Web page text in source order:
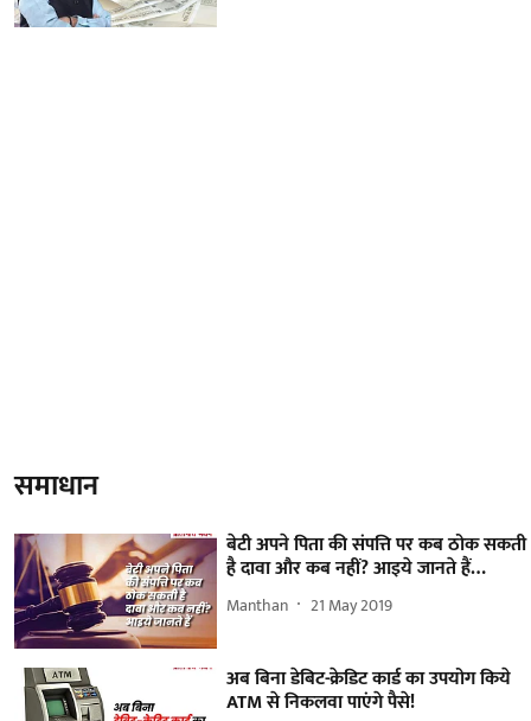
समाधान
बेटी अपने पिता की संपत्ति पर कब ठोक सकती
है दावा और कब नहीं? आइये जानते हैं…
Manthan 21 May 2019
अब बिना डेबिट-क्रेडिट कार्ड का उपयोग किये
ATM से निकलवा पाएंगे पैसे!